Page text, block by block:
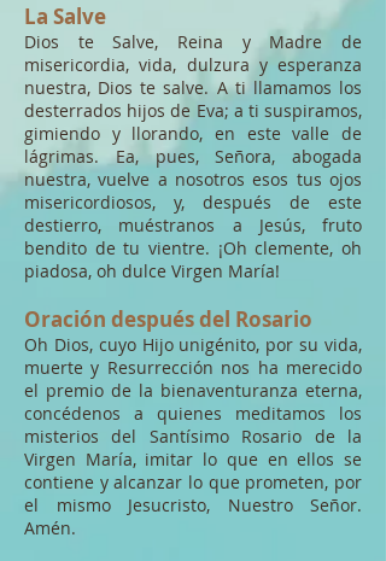
La Salve
Dios te Salve, Reina y Madre de
misericordia, vida, dulzura y esperanza
nuestra, Dios te salve. A ti llamamos los
desterrados hijos de Eva; a ti suspiramos,
gimiendo y llorando, en este valle de
lágrimas. Ea, pues, Señora, abogada
nuestra, vuelve a nosotros esos tus ojos
misericordiosos, y, después de este
destierro, muéstranos a Jesús, fruto
bendito de tu vientre. ¡Oh clemente, oh
piadosa, oh dulce Virgen María!
Oración después del Rosario
Oh Dios, cuyo Hijo unigénito, por su vida,
muerte y Resurrección nos ha merecido
el premio de la bienaventuranza eterna,
concédenos a quienes meditamos los
misterios del Santísimo Rosario de la
Virgen María, imitar lo que en ellos se
contiene y alcanzar lo que prometen, por
el mismo Jesucristo, Nuestro Señor.
Amén.